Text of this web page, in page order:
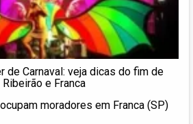
de Carnaval: veja dicas do fim de
e Franca
moradores em Franca (SP)